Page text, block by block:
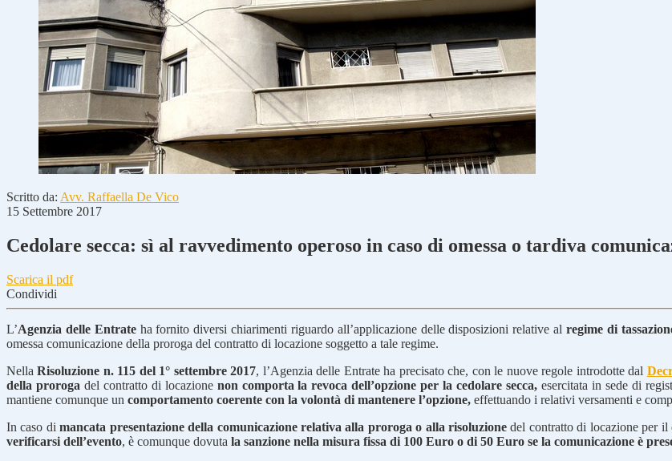
Scritto da: Avv. Raffaella De Vico
15 Settembre 2017
Cedolare secca: sì al ravvedimento operoso in caso di omessa o tardiva
Scarica il pdf
Condividi
L’Agenzia delle Entrateha fornito diversi chiarimenti riguardo all’applicazione delle disposizioni relative alregime di
omessa comunicazione della proroga del contratto di locazione soggetto a tale regime.
Nella Risoluzione n. 115 del 1° settembre 2017, l’Agenzia delle Entrate ha precisato che, con le nuove regole introdotte dal
della proroga del contratto di locazione non comporta la revoca dell’opzione per la cedolare secca, esercitata in sede di
mantiene comunque un comportamento coerente con la volontà di mantenere l’opzione, effettuando i relativi versamenti e
In caso dimancata presentazione della comunicazione relativa alla proroga o alla risoluzione del contratto di locazione per il
verificarsi dell’evento, è comunque dovuta la sanzione nella misura fissa di 100 Euro o di 50 Euro se la comunicazione è